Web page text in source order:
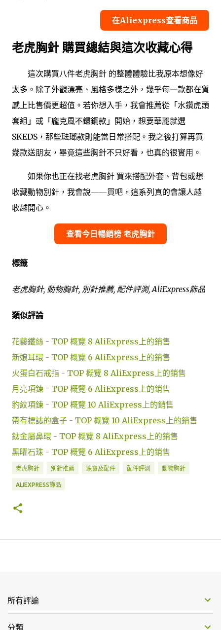
在Aliexpress查看商品
老虎胸針 購買總結與這次收藏心得
這次購買八件老虎胸針 的整體體驗比我原本想像好
太多。除了外觀漂亮、風格多樣之外，幾乎每一款都在質
感上比售價更超值。若你想入手，我會推薦從「水鑽虎頭
套組」或「龐克風不鏽鋼款」開始，想要華麗就選
SKEDS，那些琺瑯款則能當日常搭配。我之後打算再買
幾款送朋友，畢竟這些胸針不只好看，也真的很實用。
如果你也正在找老虎胸針 買來搭配外套、背包或想
收藏動物別針，我會說——買吧，這系列真的會讓人越
收越開心。
查看今日暢銷榜 老虎胸針
標籤
老虎胸針, 動物胸針, 別針推薦, 配件評測, AliExpress飾品
類似評論
花藝鐵絲 - TOP 概覽 8 AliExpress上的銷售
新娘耳環 - TOP 概覽 6 AliExpress上的銷售
火蛋白石戒指 - TOP 概覽 8 AliExpress上的銷售
月亮項鍊 - TOP 概覽 6 AliExpress上的銷售
豹紋項鍊 - TOP 概覽 10 AliExpress上的銷售
帶有標誌的盒子 - TOP 概覽 10 AliExpress上的銷售
鈦金屬鼻環 - TOP 概覽 8 AliExpress上的銷售
黑曜石珠 - TOP 概覽 6 AliExpress上的銷售
老虎胸針 別針推薦 珠寶及配件 配件評測 動物胸針
ALIEXPRESS飾品
所有評論
分類